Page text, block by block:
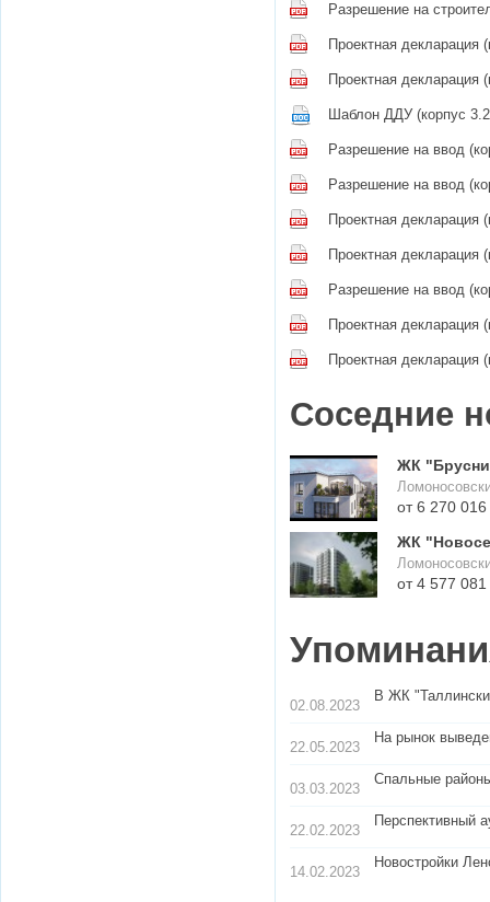
Разрешение на
Проектная декларация
Проектная декларация
Шаблон ДДУ (корпус
Разрешение на ввод
Разрешение на ввод
Проектная декларация
Проектная декларация
Разрешение на ввод
Проектная декларация
Проектная декларация
Соседние
ЖК
ЖК
02.08.2023
В ЖК
22.05.2023
На рынок
03.03.2023
Спальные
22.02.2023
Перспективный
14.02.2023
Новостройки